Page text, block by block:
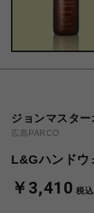
ジョンマスタ
広島PARCO
L&Gハンドウ
￥3,410 税込